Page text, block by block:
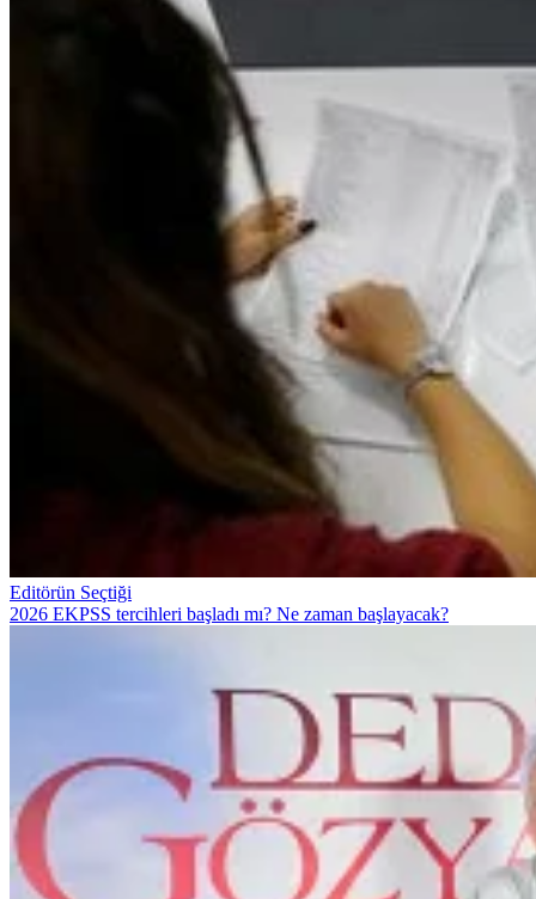
Editörün Seçtiği
2026 EKPSS tercihleri başladı mı? Ne zaman başlayacak?